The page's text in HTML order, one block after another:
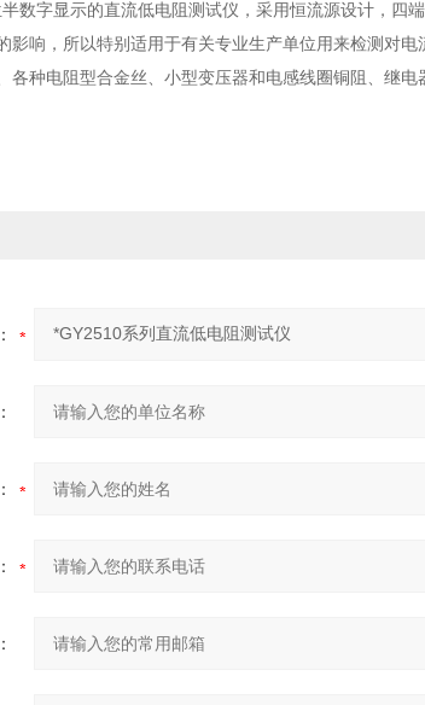
数字显示的直流低电阻测试仪，采用恒流源设计，
影响，所以特别适用于有关专业生产单位用来检测对
各种电阻型合金丝、小型变压器和电感线圈铜阻、继电